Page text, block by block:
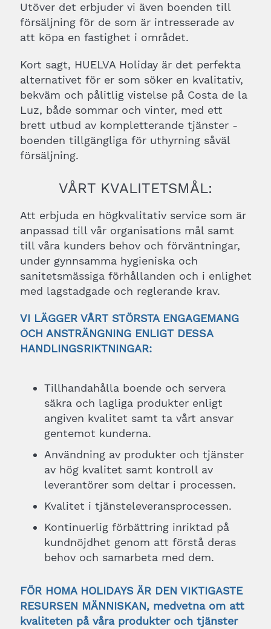
Utöver det erbjuder vi även boenden till
försäljning för de som är intresserade av
att köpa en fastighet i området.
Kort sagt, HUELVA Holiday är det perfekta
alternativet för er som söker en kvalitativ,
bekväm och pålitlig vistelse på Costa de la
Luz, både sommar och vinter, med ett
brett utbud av kompletterande tjänster -
boenden tillgängliga för uthyrning såväl
försäljning.
VÅRT KVALITETSMÅL:
Att erbjuda en högkvalitativ service som är
anpassad till vår organisations mål samt
till våra kunders behov och förväntningar,
under gynnsamma hygieniska och
sanitetsmässiga förhållanden och i enlighet
med lagstadgade och reglerande krav.
VI LÄGGER VÅRT STÖRSTA ENGAGEMANG
OCH ANSTRÄNGNING ENLIGT DESSA
HANDLINGSRIKTNINGAR:
Tillhandahålla boende och servera
säkra och lagliga produkter enligt
angiven kvalitet samt ta vårt ansvar
gentemot kunderna.
Användning av produkter och tjänster
av hög kvalitet samt kontroll av
leverantörer som deltar i processen.
Kvalitet i tjänsteleveransprocessen.
Kontinuerlig förbättring inriktad på
kundnöjdhet genom att förstå deras
behov och samarbeta med dem.
FÖR HOMA HOLIDAYS ÄR DEN VIKTIGASTE
RESURSEN MÄNNISKAN, medvetna om att
kvaliteten på våra produkter och tjänster